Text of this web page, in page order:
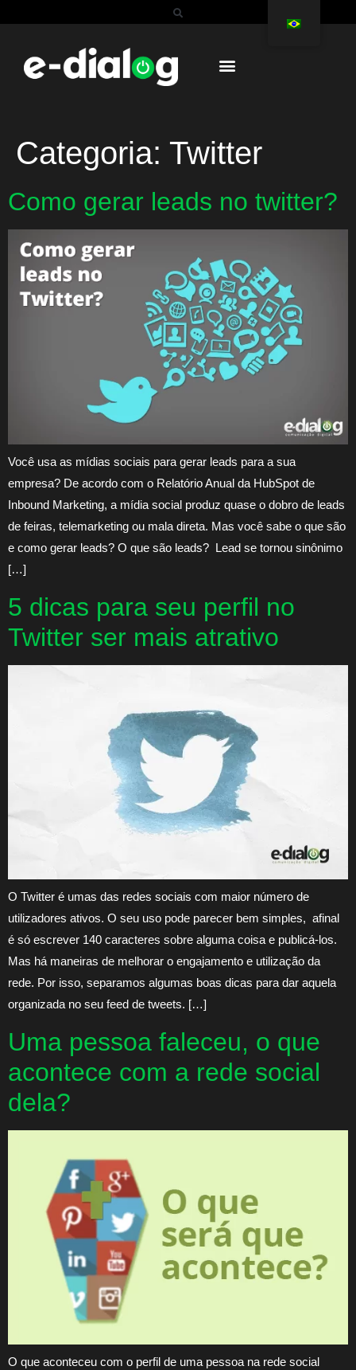
Categoria: Twitter
Como gerar leads no twitter?
Você usa as mídias sociais para gerar leads para a sua
empresa? De acordo com o Relatório Anual da HubSpot de
Inbound Marketing, a mídia social produz quase o dobro de leads
de feiras, telemarketing ou mala direta. Mas você sabe o que são
e como gerar leads? O que são leads? Lead se tornou sinônimo
[…]
5 dicas para seu perfil no
Twitter ser mais atrativo
O Twitter é umas das redes sociais com maior número de
utilizadores ativos. O seu uso pode parecer bem simples, afinal
é só escrever 140 caracteres sobre alguma coisa e publicá-los.
Mas há maneiras de melhorar o engajamento e utilização da
rede. Por isso, separamos algumas boas dicas para dar aquela
organizada no seu feed de tweets. […]
Uma pessoa faleceu, o que
acontece com a rede social
dela?
O que aconteceu com o perfil de uma pessoa na rede social